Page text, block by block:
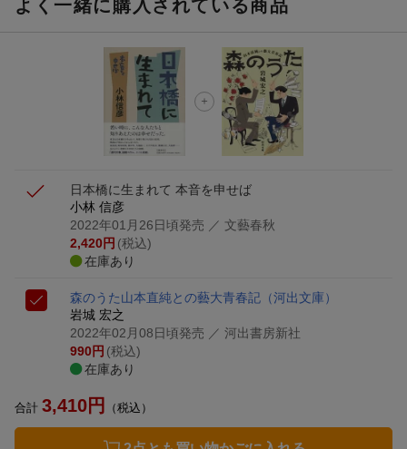
エントリー＆3,000円以上購入で無料データSIM（3GB/月プ
ラン）が当たる！
楽天モバイル紹介キャンペーンの拡散で300円OFFクーポン
よく一緒に購入されている商品
日本橋に生まれて 本音を申せば
小林 信彦
2022年01月26日頃発売 ／ 文藝春秋
2,420円 (税込)
在庫あり
森のうた山本直純との藝大青春記 （河出文庫）
岩城 宏之
2022年02月08日頃発売 ／ 河出書房新社
990円 (税込)
在庫あり
合計 3,410円 （税込）